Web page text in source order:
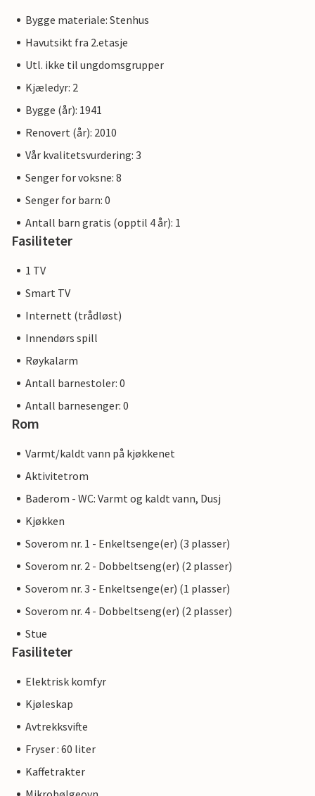
Bygge materiale: Stenhus
Havutsikt fra 2.etasje
Utl. ikke til ungdomsgrupper
Kjæledyr: 2
Bygge (år): 1941
Renovert (år): 2010
Vår kvalitetsvurdering: 3
Senger for voksne: 8
Senger for barn: 0
Antall barn gratis (opptil 4 år): 1
Fasiliteter
1 TV
Smart TV
Internett (trådløst)
Innendørs spill
Røykalarm
Antall barnestoler: 0
Antall barnesenger: 0
Rom
Varmt/kaldt vann på kjøkkenet
Aktivitetrom
Baderom - WC: Varmt og kaldt vann, Dusj
Kjøkken
Soverom nr. 1 - Enkeltsenge(er) (3 plasser)
Soverom nr. 2 - Dobbeltseng(er) (2 plasser)
Soverom nr. 3 - Enkeltsenge(er) (1 plasser)
Soverom nr. 4 - Dobbeltseng(er) (2 plasser)
Stue
Fasiliteter
Elektrisk komfyr
Kjøleskap
Avtrekksvifte
Fryser : 60 liter
Kaffetrakter